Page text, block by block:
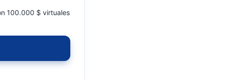
100.000 $ virtuales